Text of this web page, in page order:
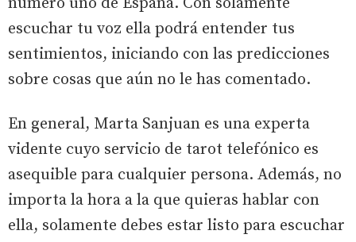
escuchar tu voz ella podrá entender tus
sentimientos, iniciando con las predicciones
sobre cosas que aún no le has comentado.
En general, Marta Sanjuan es una experta
vidente cuyo servicio de tarot telefónico es
asequible para cualquier persona. Además, no
importa la hora a la que quieras hablar con
ella, solamente debes estar listo para escuchar